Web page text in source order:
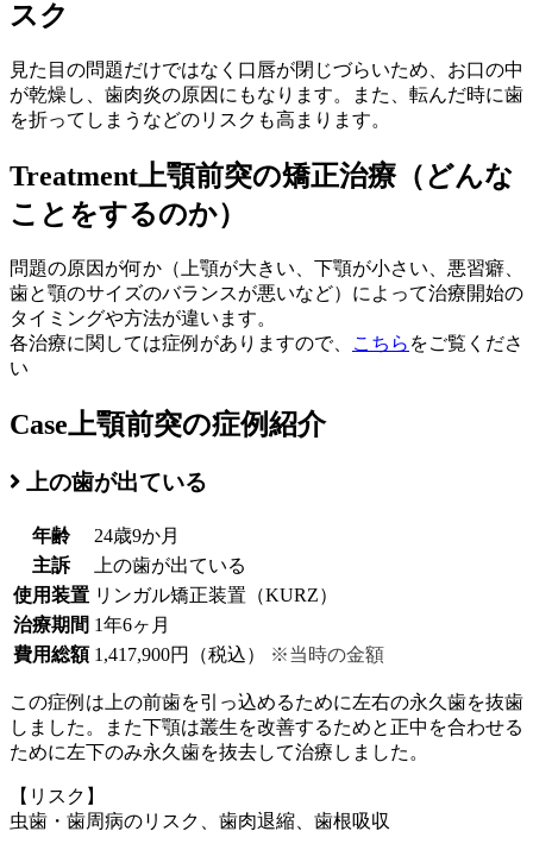
スク
見た目の問題だけではなく口唇が閉じづらいため、お口の中
が乾燥し、歯肉炎の原因にもなります。また、転んだ時に歯
を折ってしまうなどのリスクも高まります。
Treatment上顎前突の矯正治療（どんな
ことをするのか）
問題の原因が何か（上顎が大きい、下顎が小さい、悪習癖、
歯と顎のサイズのバランスが悪いなど）によって治療開始の
タイミングや方法が違います。
各治療に関しては症例がありますので、
こちら をご覧くださ
い
Case上顎前突の症例紹介
上の歯が出ている
年齢
24歳9か月
主訴
上の歯が出ている
使用装置 リンガル矯正装置（KURZ）
治療期間 1年6ヶ月
費用総額 1,417,900円（税込） ※当時の金額
この症例は上の前歯を引っ込めるために左右の永久歯を抜歯
しました。また下顎は叢生を改善するためと正中を合わせる
ために左下のみ永久歯を抜去して治療しました。
【リスク】
虫歯・歯周病のリスク、歯肉退縮、歯根吸収